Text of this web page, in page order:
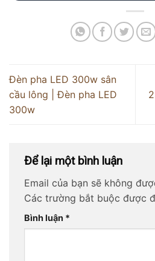
Đèn pha LED 300w sân
cầu lông | Đèn pha LED
300w
Để lại một bình luận
Email của bạn sẽ không
Các trường bắt buộc được
Bình luận *